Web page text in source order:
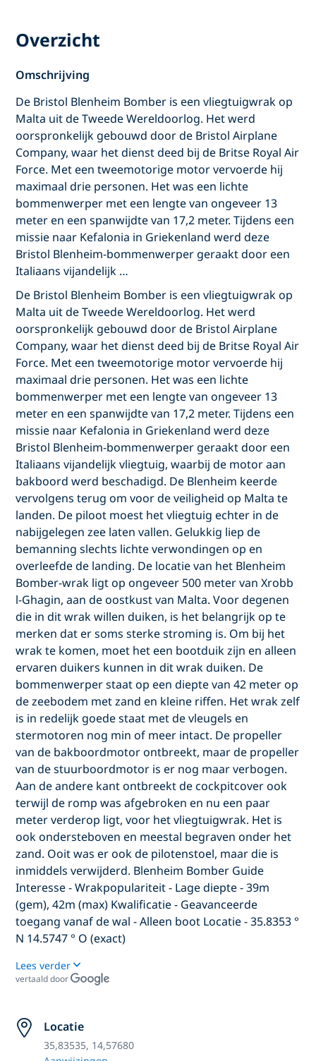
Overzicht
Omschrijving
De Bristol Blenheim Bomber is een vliegtuigwrak op
Malta uit de Tweede Wereldoorlog. Het werd
oorspronkelijk gebouwd door de Bristol Airplane
Company, waar het dienst deed bij de Britse Royal Air
Force. Met een tweemotorige motor vervoerde hij
maximaal drie personen. Het was een lichte
bommenwerper met een lengte van ongeveer 13
meter en een spanwijdte van 17,2 meter. Tijdens een
missie naar Kefalonia in Griekenland werd deze
Bristol Blenheim-bommenwerper geraakt door een
Italiaans vijandelijk …
De Bristol Blenheim Bomber is een vliegtuigwrak op
Malta uit de Tweede Wereldoorlog. Het werd
oorspronkelijk gebouwd door de Bristol Airplane
Company, waar het dienst deed bij de Britse Royal Air
Force. Met een tweemotorige motor vervoerde hij
maximaal drie personen. Het was een lichte
bommenwerper met een lengte van ongeveer 13
meter en een spanwijdte van 17,2 meter. Tijdens een
missie naar Kefalonia in Griekenland werd deze
Bristol Blenheim-bommenwerper geraakt door een
Italiaans vijandelijk vliegtuig, waarbij de motor aan
bakboord werd beschadigd. De Blenheim keerde
vervolgens terug om voor de veiligheid op Malta te
landen. De piloot moest het vliegtuig echter in de
nabijgelegen zee laten vallen. Gelukkig liep de
bemanning slechts lichte verwondingen op en
overleefde de landing. De locatie van het Blenheim
Bomber-wrak ligt op ongeveer 500 meter van Xrobb
l-Ghagin, aan de oostkust van Malta. Voor degenen
die in dit wrak willen duiken, is het belangrijk op te
merken dat er soms sterke stroming is. Om bij het
wrak te komen, moet het een bootduik zijn en alleen
ervaren duikers kunnen in dit wrak duiken. De
bommenwerper staat op een diepte van 42 meter op
de zeebodem met zand en kleine riffen. Het wrak zelf
is in redelijk goede staat met de vleugels en
stermotoren nog min of meer intact. De propeller
van de bakboordmotor ontbreekt, maar de propeller
van de stuurboordmotor is er nog maar verbogen.
Aan de andere kant ontbreekt de cockpitcover ook
terwijl de romp was afgebroken en nu een paar
meter verderop ligt, voor het vliegtuigwrak. Het is
ook ondersteboven en meestal begraven onder het
zand. Ooit was er ook de pilotenstoel, maar die is
inmiddels verwijderd. Blenheim Bomber Guide
Interesse - Wrakpopulariteit - Lage diepte - 39m
(gem), 42m (max) Kwalificatie - Geavanceerde
toegang vanaf de wal - Alleen boot Locatie - 35.8353 °
N 14.5747 ° O (exact)
Lees verder
vertaald door
Locatie
35,83535, 14,57680